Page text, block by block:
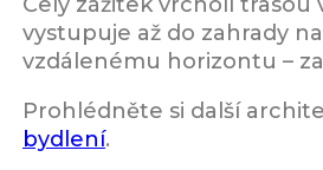
vystupuje až do zahrady
vzdálenému horizontu –
Prohlédněte si další
bydlení.